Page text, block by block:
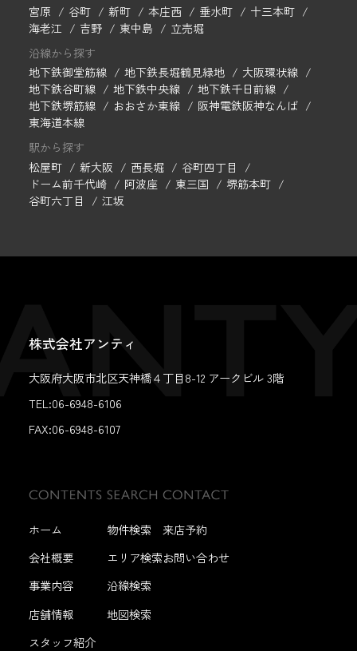
宮原
谷町 新町 本庄西 垂水町
十三本町
海老江
吉野 東中島
立売堀
沿線から探す
地下鉄御堂筋線
地下鉄長堀鶴見緑地
大阪環状線
地下鉄谷町線
地下鉄中央線
地下鉄千日前線
地下鉄堺筋線
おおさか東線
阪神電鉄阪神なんば
東海道本線
駅から探す
松屋町
新大阪 西長堀
谷町四丁目
ドーム前千代崎
阿波座 東三国
堺筋本町
谷町六丁目
江坂
株式会社アンティ
大阪府大阪市北区天神橋４丁目8-12 アークビル 3階
TEL:06-6948-6106
FAX:06-6948-6107
ホーム
会社概要
事業内容
店舗情報
スタッフ紹介
物件検索
エリア検索
沿線検索
地図検索
来店予約
お問い合わせ